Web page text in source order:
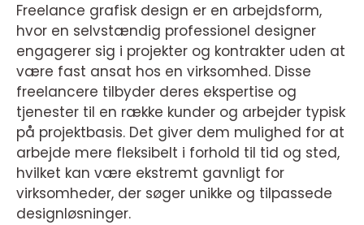
Freelance grafisk design er en arbejdsform,
hvor en selvstændig professionel designer
engagerer sig i projekter og kontrakter uden at
være fast ansat hos en virksomhed. Disse
freelancere tilbyder deres ekspertise og
tjenester til en række kunder og arbejder typisk
på projektbasis. Det giver dem mulighed for at
arbejde mere fleksibelt i forhold til tid og sted,
hvilket kan være ekstremt gavnligt for
virksomheder, der søger unikke og tilpassede
designløsninger.